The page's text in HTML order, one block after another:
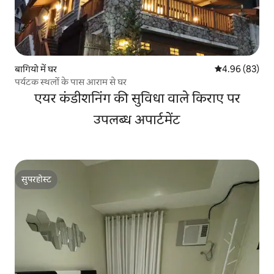
बागियो में घर औसत रेटिंग 5 में
4.96 (83)
पर्यटक स्थलों के पास आराम से घर
एयर कंडीशनिंग की सुविधा वाले किराए पर
उपलब्ध अपार्टमेंट
सुपरहोस्ट
सुपरहोस्ट